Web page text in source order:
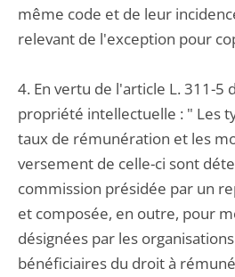
même code et de leur
relevant de l'exception pour
4. En vertu de l'article L. 311-5
propriété intellectuelle : " Les
taux de rémunération et les
versement de celle-ci sont
commission présidée par un
et composée, en outre, pour
désignées par les
bénéficiaires du droit à